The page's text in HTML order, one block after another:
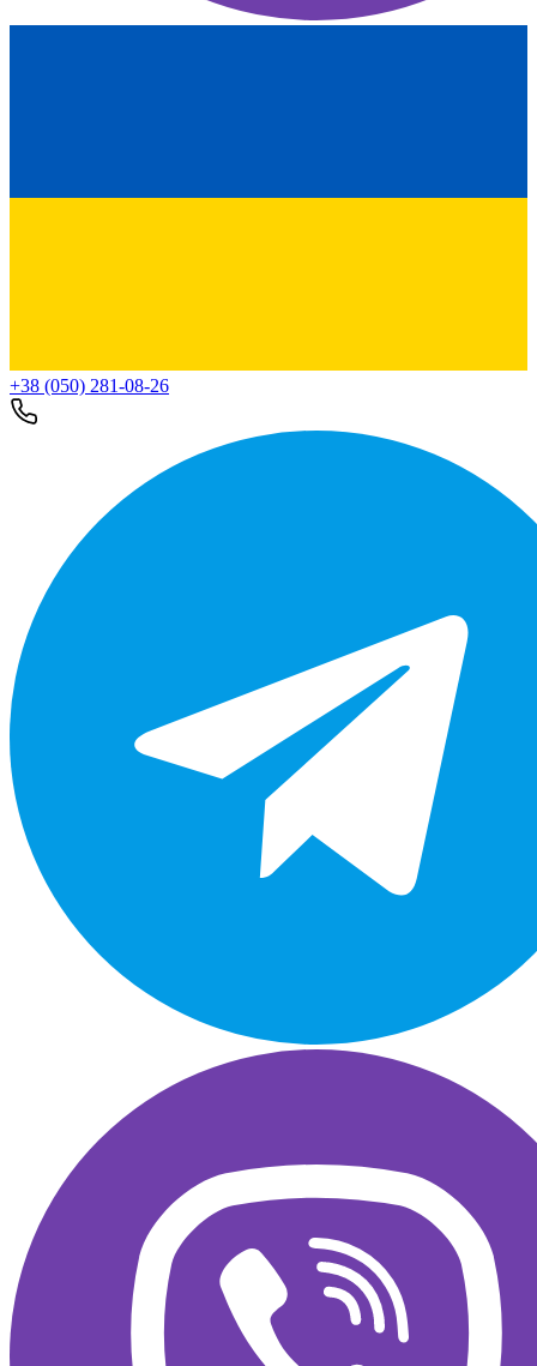
+38 (050) 281-08-26